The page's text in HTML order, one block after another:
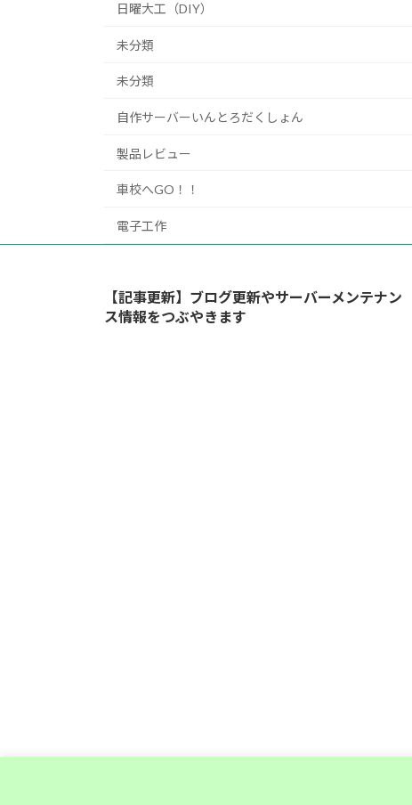
日曜大工（DIY）
未分類
未分類
自作サーバーいんとろだくしょん
製品レビュー
車校へGO！！
電子工作
【記事更新】ブログ更新やサーバーメンテナン
ス情報をつぶやきます